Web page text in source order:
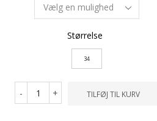
Størrelse
34
- + TILFØJ TIL KURV